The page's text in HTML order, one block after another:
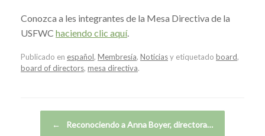
Conozca a les integrantes de la Mesa Directiva de la
USFWC haciendo clic aquí.
Publicado en español, Membresía, Noticiasy etiquetado board,
board of directors, mesa directiva.
← Reconociendo a Anna Boyer, directora…